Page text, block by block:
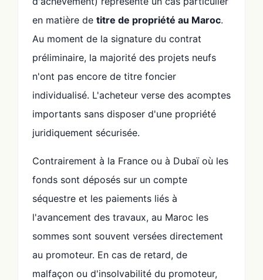
en matière de titre de propriété au Maroc.
Au moment de la signature du contrat
préliminaire, la majorité des projets neufs
n'ont pas encore de titre foncier
individualisé. L'acheteur verse des acomptes
importants sans disposer d'une propriété
juridiquement sécurisée.
Contrairement à la France ou à Dubaï où les
fonds sont déposés sur un compte
séquestre et les paiements liés à
l'avancement des travaux, au Maroc les
sommes sont souvent versées directement
au promoteur. En cas de retard, de
malfaçon ou d'insolvabilité du promoteur,